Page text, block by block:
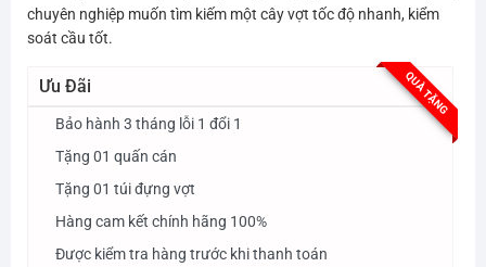
3.990.000₫.
là:
3.939.000₫.
chuyên nghiệp muốn tìm kiếm một cây vợt tốc độ nhanh, kiểm
soát cầu tốt.
QUÀ TẶNG
Ưu Đãi
Bảo hành 3 tháng lỗi 1 đổi 1
Tặng 01 quấn cán
Tặng 01 túi đựng vợt
Hàng cam kết chính hãng 100%
Được kiểm tra hàng trước khi thanh toán